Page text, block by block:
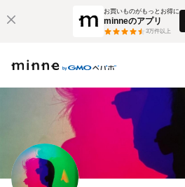
お買いものがもっとお得に
minneのアプリ
3万件以上